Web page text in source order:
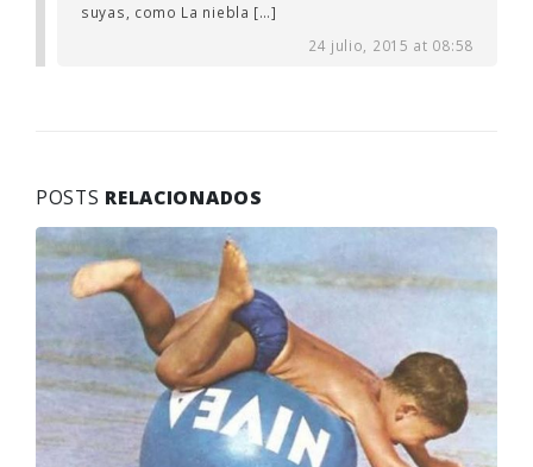
suyas, como La niebla […]
24 julio, 2015 at 08:58
POSTS RELACIONADOS